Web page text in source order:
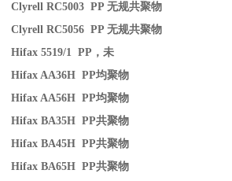
Clyrell RC5003 PP无规共聚物
Clyrell RC5056 PP无规共聚物
Hifax 5519/1 PP ，未
Hifax AA36H PP均聚物
Hifax AA56H PP均聚物
Hifax BA35H PP共聚物
Hifax BA45H PP共聚物
Hifax BA65H PP共聚物